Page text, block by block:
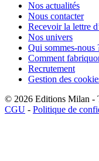
Nos actualités
Nous contacter
Recevoir la lettre
Nos univers
Qui sommes-nous
Comment
Recrutement
Gestion des
© 2026 Editions Milan -
CGU - Politique de